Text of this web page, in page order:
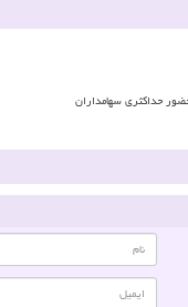
حداکثری سهامداران